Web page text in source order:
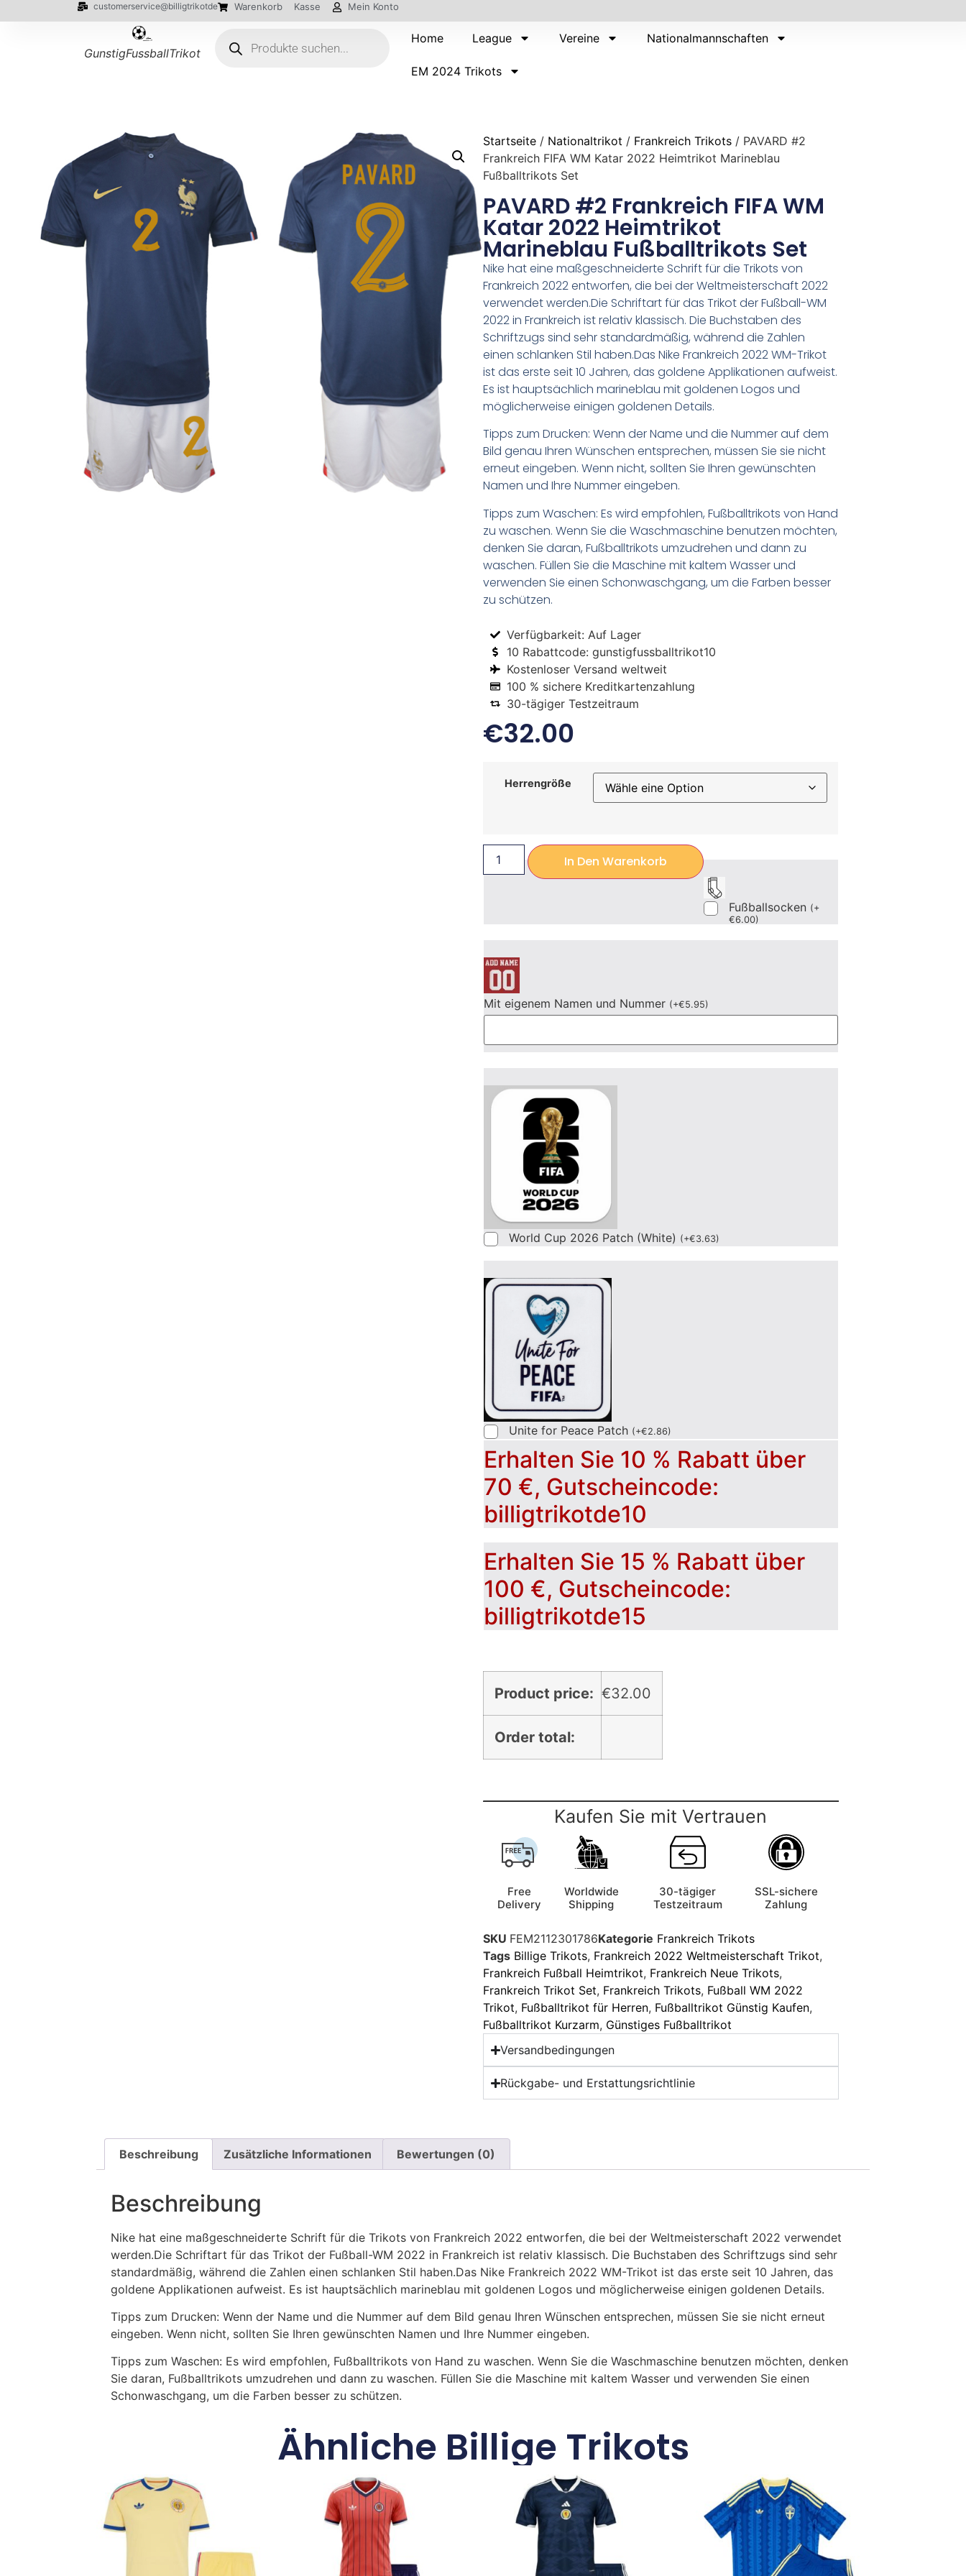
customerservice@billigtrikotde Warenkorb Kasse Mein Konto
GunstigFussballTrikot
Home League Vereine Nationalmannschaften
EM 2024 Trikots
Startseite / Nationaltrikot / Frankreich Trikots / PAVARD #2
Frankreich FIFA WM Katar 2022 Heimtrikot Marineblau
Fußballtrikots Set
PAVARD #2 Frankreich FIFA WM
Katar 2022 Heimtrikot
Marineblau Fußballtrikots Set
Nike hat eine maßgeschneiderte Schrift für die Trikots von
Frankreich 2022 entworfen, die bei der Weltmeisterschaft 2022
verwendet werden.Die Schriftart für das Trikot der Fußball-WM
2022 in Frankreich ist relativ klassisch. Die Buchstaben des
Schriftzugs sind sehr standardmäßig, während die Zahlen
einen schlanken Stil haben.Das Nike Frankreich 2022 WM-Trikot
ist das erste seit 10 Jahren, das goldene Applikationen aufweist.
Es ist hauptsächlich marineblau mit goldenen Logos und
möglicherweise einigen goldenen Details.
Tipps zum Drucken: Wenn der Name und die Nummer auf dem
Bild genau Ihren Wünschen entsprechen, müssen Sie sie nicht
erneut eingeben. Wenn nicht, sollten Sie Ihren gewünschten
Namen und Ihre Nummer eingeben.
Tipps zum Waschen: Es wird empfohlen, Fußballtrikots von Hand
zu waschen. Wenn Sie die Waschmaschine benutzen möchten,
denken Sie daran, Fußballtrikots umzudrehen und dann zu
waschen. Füllen Sie die Maschine mit kaltem Wasser und
verwenden Sie einen Schonwaschgang, um die Farben besser
zu schützen.
Verfügbarkeit: Auf Lager
10 Rabattcode: gunstigfussballtrikot10
Kostenloser Versand weltweit
100 % sichere Kreditkartenzahlung
30-tägiger Testzeitraum
€32.00
Herrengröße
In Den Warenkorb
Fußballsocken (+
€6.00)
Mit eigenem Namen und Nummer (+€5.95)
World Cup 2026 Patch (White) (+€3.63)
Unite for Peace Patch (+€2.86)
Erhalten Sie 10 % Rabatt über
70 €, Gutscheincode:
billigtrikotde10
Erhalten Sie 15 % Rabatt über
100 €, Gutscheincode:
billigtrikotde15
Product price: €32.00
Order total:
Kaufen Sie mit Vertrauen
Free
Delivery
Worldwide
Shipping
30-tägiger
Testzeitraum
SSL-sichere
Zahlung
SKU FEM2112301786Kategorie Frankreich Trikots
Tags Billige Trikots, Frankreich 2022 Weltmeisterschaft Trikot,
Frankreich Fußball Heimtrikot, Frankreich Neue Trikots,
Frankreich Trikot Set, Frankreich Trikots, Fußball WM 2022
Trikot, Fußballtrikot für Herren, Fußballtrikot Günstig Kaufen,
Fußballtrikot Kurzarm, Günstiges Fußballtrikot
Versandbedingungen
Rückgabe- und Erstattungsrichtlinie
Beschreibung Zusätzliche Informationen Bewertungen (0)
Beschreibung
Nike hat eine maßgeschneiderte Schrift für die Trikots von Frankreich 2022 entworfen, die bei der Weltmeisterschaft 2022 verwendet
werden.Die Schriftart für das Trikot der Fußball-WM 2022 in Frankreich ist relativ klassisch. Die Buchstaben des Schriftzugs sind sehr
standardmäßig, während die Zahlen einen schlanken Stil haben.Das Nike Frankreich 2022 WM-Trikot ist das erste seit 10 Jahren, das
goldene Applikationen aufweist. Es ist hauptsächlich marineblau mit goldenen Logos und möglicherweise einigen goldenen Details.
Tipps zum Drucken: Wenn der Name und die Nummer auf dem Bild genau Ihren Wünschen entsprechen, müssen Sie sie nicht erneut
eingeben. Wenn nicht, sollten Sie Ihren gewünschten Namen und Ihre Nummer eingeben.
Tipps zum Waschen: Es wird empfohlen, Fußballtrikots von Hand zu waschen. Wenn Sie die Waschmaschine benutzen möchten, denken
Sie daran, Fußballtrikots umzudrehen und dann zu waschen. Füllen Sie die Maschine mit kaltem Wasser und verwenden Sie einen
Schonwaschgang, um die Farben besser zu schützen.
Ähnliche Billige Trikots